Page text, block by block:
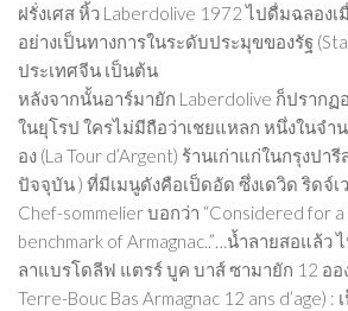
ฝรั่งเศส หิ้ว Laberdolive 1972 ไปดื่มฉลอง
อย่างเป็นทางการในระดับประมุขของรัฐ
ประเทศจีน เป็นต้น
หลังจากนั้นอาร์มายัก Laberdolive ก็ปราก
ในยุโรป ใครไม่มีถือว่าเชยแหลก หนึ่งในจ
อง (La Tour d’Argent) ร้านเก่าแก่ในกรุงปา
ปัจจุบัน ) ที่มีเมนูดังคือเป็ดอัด ซึ่งเดวิด ริดจ์เว
Chef-sommelier บอกว่า “Considered for
benchmark of Armagnac..”…น้ำลายสอแล้ว
ลาแบรโดลีฟ แตรร์ บูค บาส์ ซามายัก 12 ออ
Terre-Bouc Bas Armagnac 12 ans d’age)